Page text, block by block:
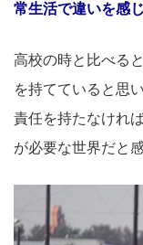
常生活で違いを感
高校の時と比べる
を持てていると思
責任を持たなけれ
が必要な世界だと